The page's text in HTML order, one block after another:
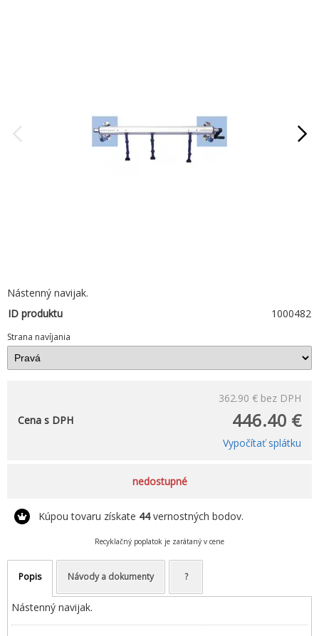
Nástenný navijak.
ID produktu
1000482
Strana navíjania
362.90 € bez DPH
446.40 €
Cena s DPH
Vypočítať splátku
nedostupné
Kúpou tovaru získate 44vernostných bodov.
Recyklačný poplatok je zarátaný v cene
Popis Návody a dokumenty ?
Nástenný navijak.